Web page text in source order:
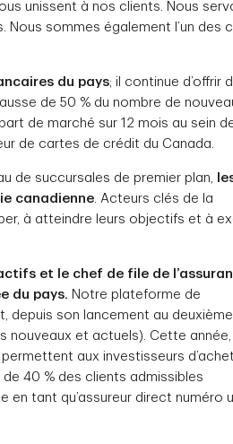
unissent à nos clients. Nous
sommes également l’un des
du pays; il continue d’offrir
de 50 % du nombre de
de marché sur 12 mois au sein
de cartes de crédit du Canada.
de succursales de premier plan,
canadienne . Acteurs clés de la
à atteindre leurs objectifs et à
et le chef de file de
du pays. Notre plateforme de
depuis son lancement au deuxième
nouveaux et actuels). Cette année,
aux investisseurs
40 % des clients admissibles
tant qu’assureur direct numéro